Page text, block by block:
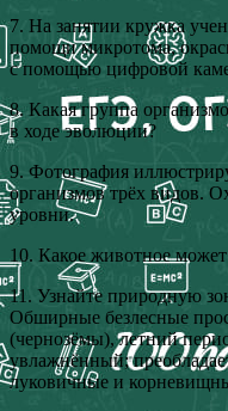
7. На занятии кружка
помощи микротома,
с помощью цифровой
8. Какая группа
в ходе эволюции?
9. Фотография
организмов трёх видов.
уровни.
10. Какое животное может
11. Узнайте природную
Обширные безлесные
(чернозёмы), летний
увлажнённый;
луковичные и